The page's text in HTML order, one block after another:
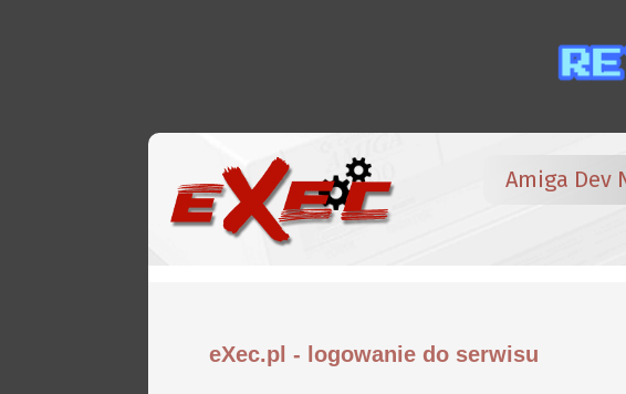
Amiga Dev
eXec.pl - logowanie do serwisu